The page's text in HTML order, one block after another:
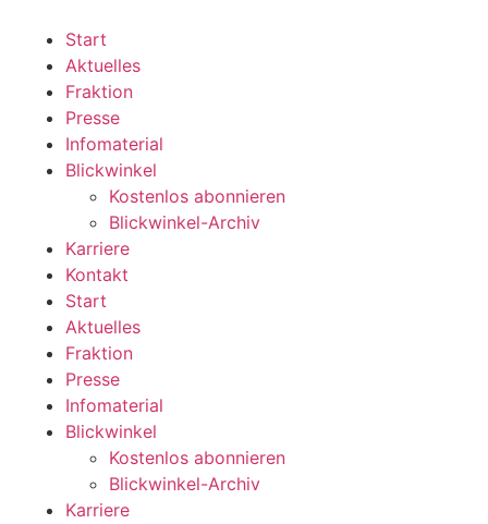
wechseln
Start
Aktuelles
Fraktion
Presse
Infomaterial
Blickwinkel
Kostenlos abonnieren
Blickwinkel-Archiv
Karriere
Kontakt
Start
Aktuelles
Fraktion
Presse
Infomaterial
Blickwinkel
Kostenlos abonnieren
Blickwinkel-Archiv
Karriere